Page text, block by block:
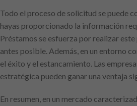
Todo el proceso de solicitud se puede
hayas proporcionado la información
Préstamos se esfuerza por realizar
antes posible. Además, en un entorno
el éxito y el estancamiento. Las
estratégica pueden ganar una ventaja
En resumen, en un mercado